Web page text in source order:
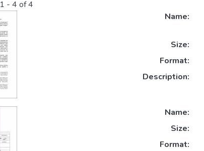
1 - 4 of 4
Name:
Size:
Format:
Description:
Name:
Size:
Format: